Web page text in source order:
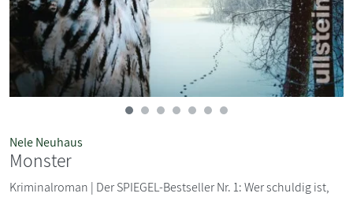
Nele Neuhaus
Monster
Kriminalroman | Der SPIEGEL-Bestseller Nr. 1: Wer schuldig ist,